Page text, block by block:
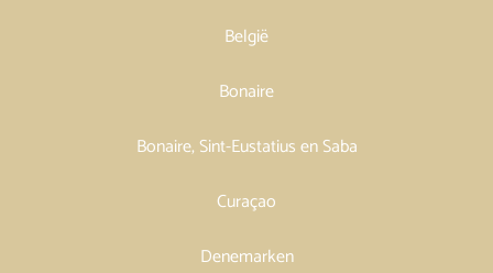
België
Bonaire
Bonaire, Sint-Eustatius en Saba
Curaçao
Denemarken